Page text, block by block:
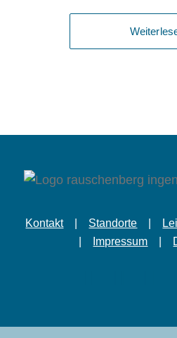
Kontakt| Standorte
Impressum